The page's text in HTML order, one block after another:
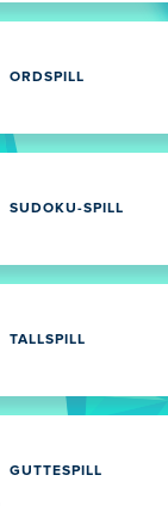
ORDSPILL
SUDOKU-SPILL
TALLSPILL
GUTTESPILL